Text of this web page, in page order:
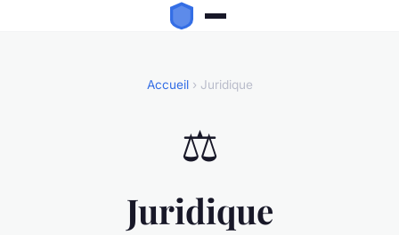
Accueil› Juridique
⚖️
Juridique